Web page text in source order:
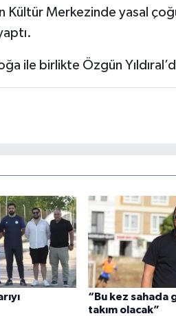
Kültür Merkezinde yasal
ile birlikte Özgün
“Bu kez sahada
takım olacak”